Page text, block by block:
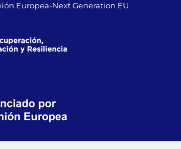
Europea-Next Generation EU